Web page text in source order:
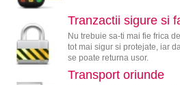
Tranzactii sigure si
Nu trebuie sa-ti mai fie frica
tot mai sigur si protejate, iar
se poate returna usor.
Transport oriunde